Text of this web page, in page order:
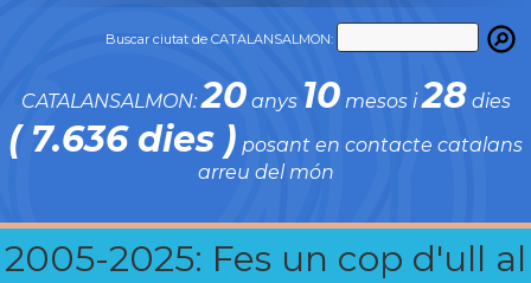
Buscar ciutat de CATALANSALMON:
CATALANSALMON:20anys 10mesos i28 dies
( 7.636 dies ) posant en contacte catalans
arreu del món
2005-2025: Fes un cop d'ull al